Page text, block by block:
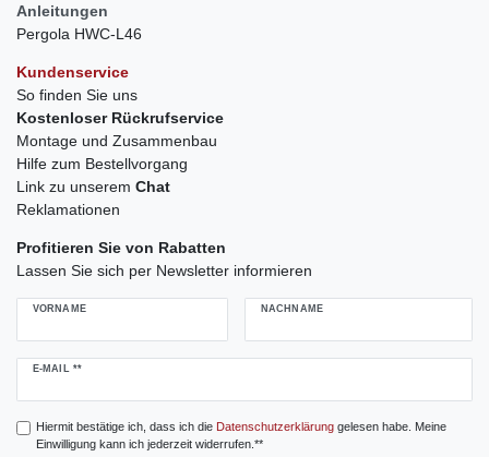
Anleitungen
Pergola HWC-L46
Kundenservice
So finden Sie uns
Kostenloser Rückrufservice
Montage und Zusammenbau
Hilfe zum Bestellvorgang
Link zu unserem Chat
Reklamationen
Profitieren Sie von Rabatten
Lassen Sie sich per Newsletter informieren
VORNAME NACHNAME
E-MAIL **
Newsletter
Hiermit bestätige ich, dass ich die Daten­schutz­erklärunggelesen habe. Meine
Einwilligung kann ich jederzeit widerrufen.**